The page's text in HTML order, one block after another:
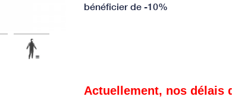
bénéficier de -10%
Actuellement, nos délais